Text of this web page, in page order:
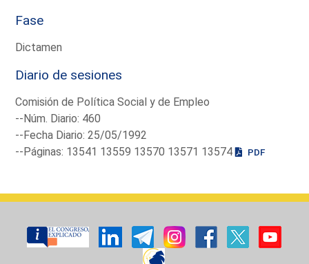
Fase
Dictamen
Diario de sesiones
Comisión de Política Social y de Empleo
--Núm. Diario: 460
--Fecha Diario: 25/05/1992
--Páginas: 13541 13559 13570 13571 13574
PDF